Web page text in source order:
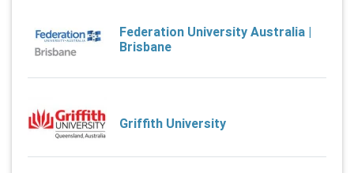
Federation University Australia |
Brisbane
Griffith University